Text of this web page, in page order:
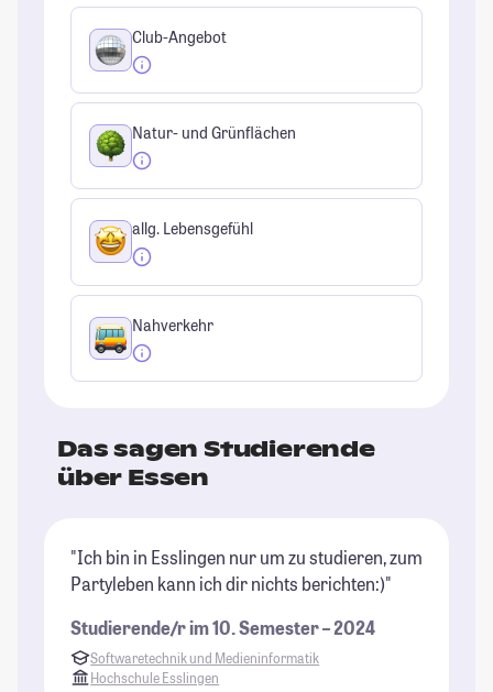
Club-Angebot
Natur- und Grünflächen
allg. Lebensgefühl
Nahverkehr
Das sagen Studierende
über Essen
"Ich bin in Esslingen nur um zu studieren, zum
Partyleben kann ich dir nichts berichten:)"
Studierende/r im 10. Semester – 2024
Softwaretechnik und Medieninformatik
Hochschule Esslingen